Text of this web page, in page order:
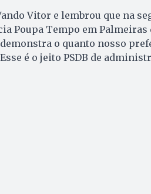
Vitor e lembrou que na
Poupa Tempo em Palmeiras
o quanto nosso
é o jeito PSDB de